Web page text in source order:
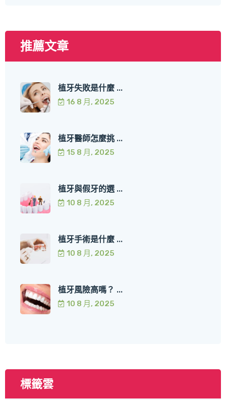
推薦文章
植牙失敗是什麼 ...
16 8 月, 2025
植牙醫師怎麼挑 ...
15 8 月, 2025
植牙與假牙的選 ...
10 8 月, 2025
植牙手術是什麼 ...
10 8 月, 2025
植牙風險高嗎？ ...
10 8 月, 2025
標籤雲